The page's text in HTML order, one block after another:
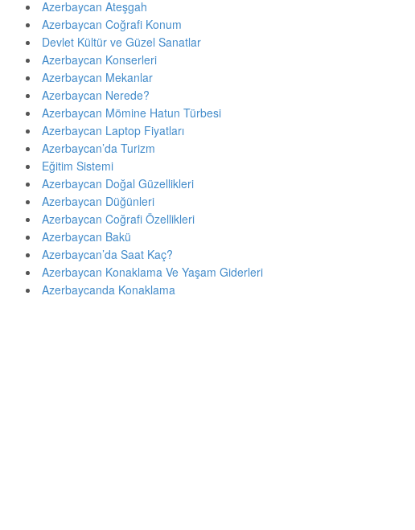
Azerbaycan Ateşgah
Azerbaycan Coğrafi Konum
Devlet Kültür ve Güzel Sanatlar
Azerbaycan Konserleri
Azerbaycan Mekanlar
Azerbaycan Nerede?
Azerbaycan Mömine Hatun Türbesi
Azerbaycan Laptop Fiyatları
Azerbaycan’da Turizm
Eğitim Sistemi
Azerbaycan Doğal Güzellikleri
Azerbaycan Düğünleri
Azerbaycan Coğrafi Özellikleri
Azerbaycan Bakü
Azerbaycan’da Saat Kaç?
Azerbaycan Konaklama Ve Yaşam Giderleri
Azerbaycanda Konaklama